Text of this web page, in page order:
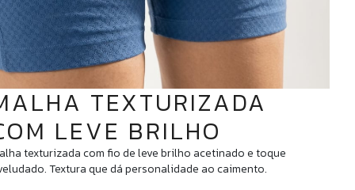
TEXTURIZADA
LEVE BRILHO
texturizada com fio de leve brilho acetinado e toque
Textura que dá personalidade ao caimento.